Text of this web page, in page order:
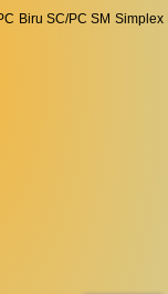
Biru SC/PC SM